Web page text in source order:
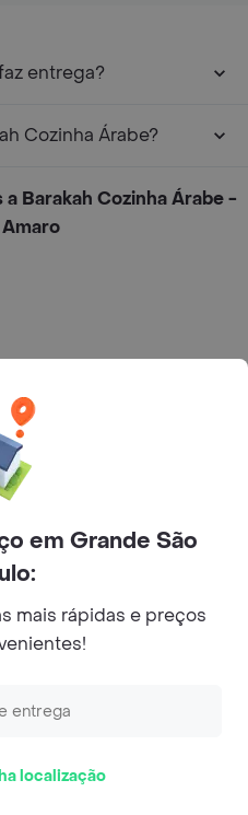
entrega?
Cozinha Árabe?
Barakah Cozinha Árabe -
em Grande São
mais rápidas e preços
localização